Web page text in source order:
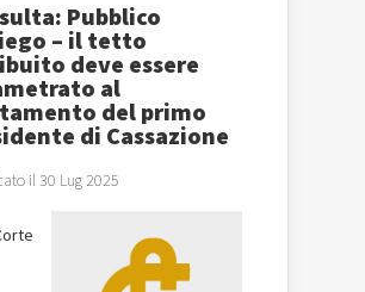
Pubblico
– il tetto
deve essere
al
del primo
di Cassazione
il 30 Lug 2025